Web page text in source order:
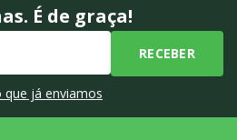
É de graça!
que já enviamos